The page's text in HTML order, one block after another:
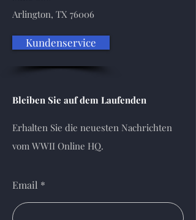
Arlington, TX 76006
Kundenservice
Bleiben Sie auf dem Laufenden
Erhalten Sie die neuesten Nachrichten
vom WWII Online HQ.
Email